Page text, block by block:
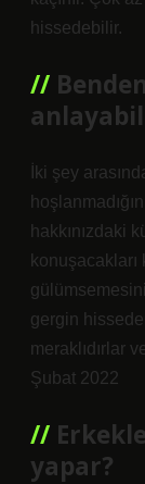
hissedebilir.
İki şey
hakkınızdaki
gergin
meraklıdırlar
Şubat 2022
yapar?